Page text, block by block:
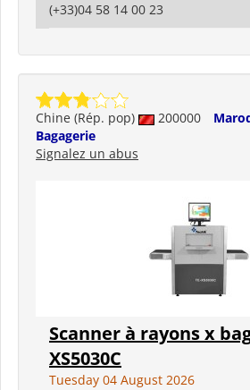
(+33)04 58 14 00 23
Chine (Rép. pop) 200000
Bagagerie
Signalez un abus
Scanner à rayons x
XS5030C
Tuesday 04 August 2026